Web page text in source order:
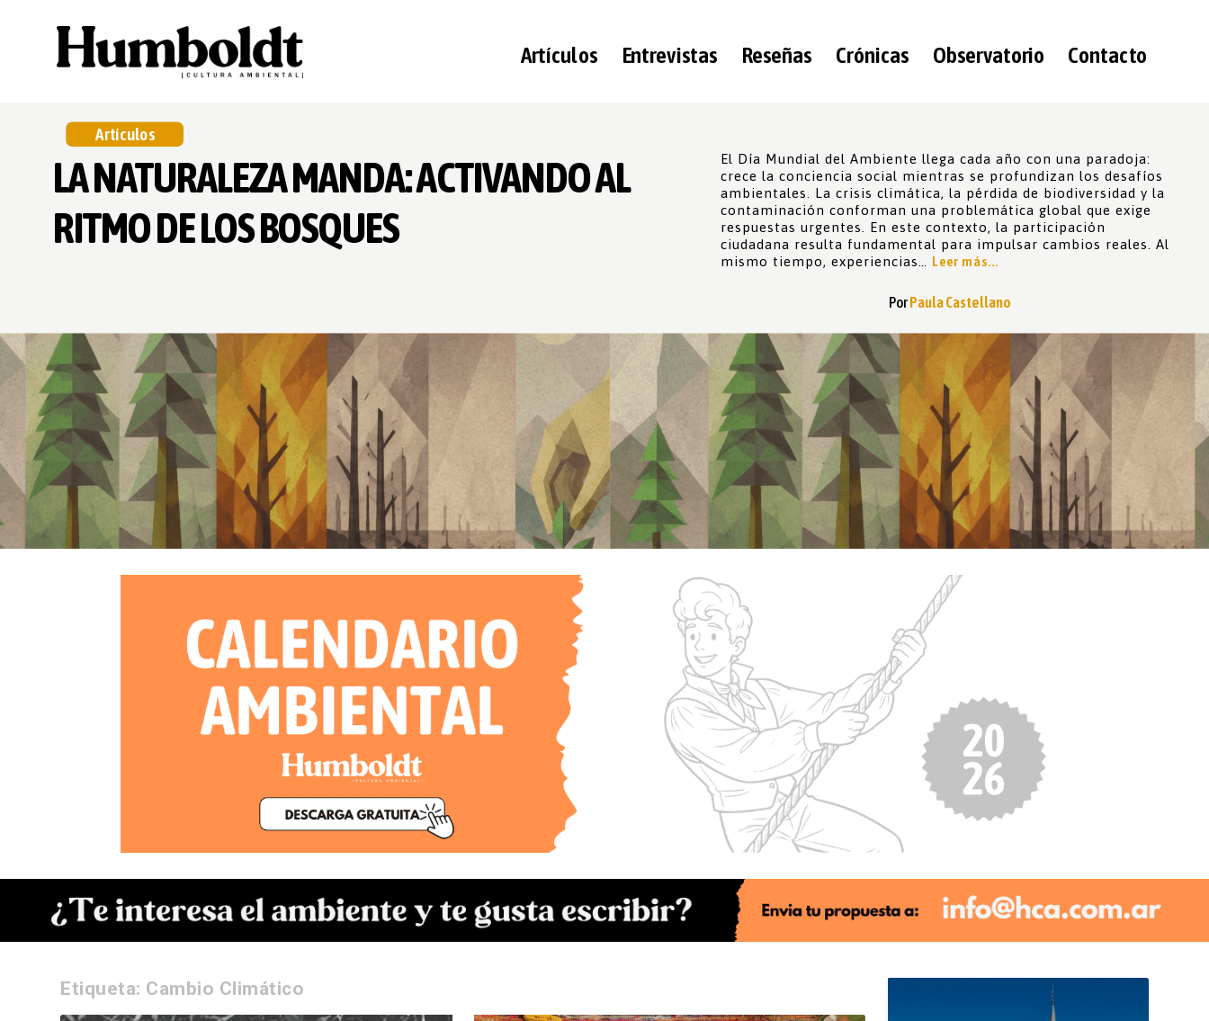
Artículos Entrevistas Reseñas Crónicas Observatorio Contacto
Artículos
LA NATURALEZA MANDA: ACTIVANDO AL
RITMO DE LOS BOSQUES
El Día Mundial del Ambiente llega cada año con una paradoja:
crece la conciencia social mientras se profundizan los desafíos
ambientales. La crisis climática, la pérdida de biodiversidad y la
contaminación conforman una problemática global que exige
respuestas urgentes. En este contexto, la participación
ciudadana resulta fundamental para impulsar cambios reales. Al
mismo tiempo, experiencias… Leer más...
PorPaula Castellano
Etiqueta: Cambio Climático